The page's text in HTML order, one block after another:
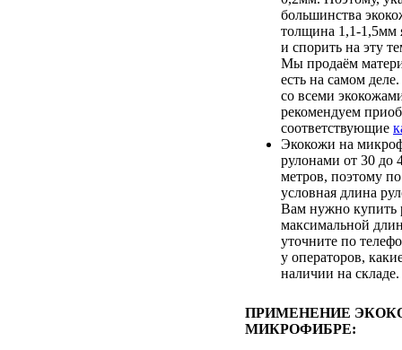
большинства
толщина 1,1-1,5мм
и спорить на эту
Мы продаём
есть на самом
со всеми
рекомендуем
соответствующие
Экокожи на
рулонами от 30 до
метров, поэтому
условная длина
Вам нужно купить
максимальной
уточните по
у операторов,
наличии на складе.
ПРИМЕНЕНИЕ
МИКРОФИБРЕ: